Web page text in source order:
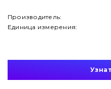
Производитель:
Единица измерения: